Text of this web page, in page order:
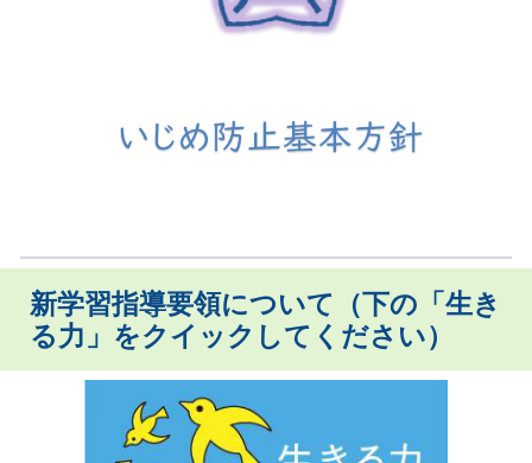
新学習指導要領について（下の「生き
る力」をクイックしてください）